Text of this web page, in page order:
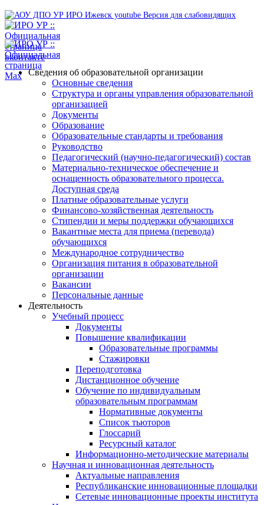
Версия для слабовидящих
Сведения об образовательной организации
Основные сведения
Структура и органы управления образовательной
организацией
Документы
Образование
Образовательные стандарты и требования
Руководство
Педагогический (научно-педагогический) состав
Материально-техническое обеспечение и
оснащенность образовательного процесса.
Доступная среда
Платные образовательные услуги
Финансово-хозяйственная деятельность
Стипендии и меры поддержки обучающихся
Вакантные места для приема (перевода)
обучающихся
Международное сотрудничество
Организация питания в образовательной
организации
Вакансии
Персональные данные
Деятельность
Учебный процесс
Документы
Повышение квалификации
Образовательные программы
Стажировки
Переподготовка
Дистанционное обучение
Обучение по индивидуальным
образовательным программам
Нормативные документы
Список тьюторов
Глоссарий
Ресурсный каталог
Информационно-методические материалы
Научная и инновационная деятельность
Актуальные направления
Республиканские инновационные площадки
Сетевые инновационные проекты института